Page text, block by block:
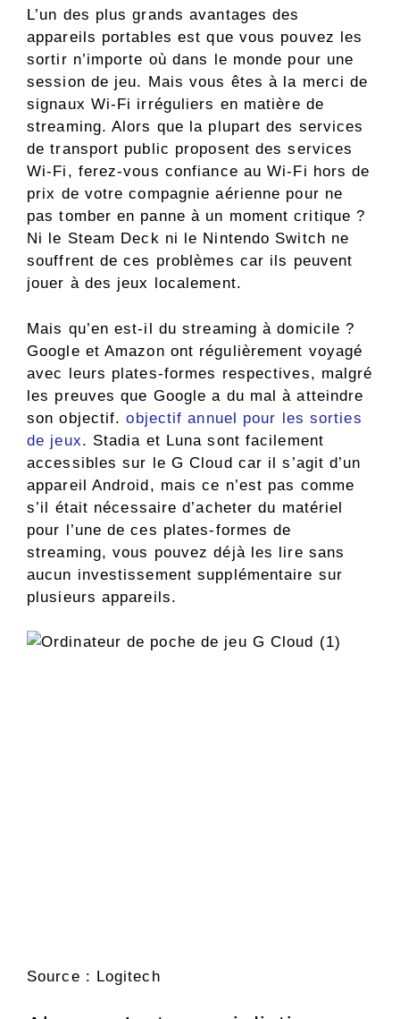
L’un des plus grands avantages des
appareils portables est que vous pouvez les
sortir n’importe où dans le monde pour une
session de jeu. Mais vous êtes à la merci de
signaux Wi-Fi irréguliers en matière de
streaming. Alors que la plupart des services
de transport public proposent des services
Wi-Fi, ferez-vous confiance au Wi-Fi hors de
prix de votre compagnie aérienne pour ne
pas tomber en panne à un moment critique ?
Ni le Steam Deck ni le Nintendo Switch ne
souffrent de ces problèmes car ils peuvent
jouer à des jeux localement.
Mais qu’en est-il du streaming à domicile ?
Google et Amazon ont régulièrement voyagé
avec leurs plates-formes respectives, malgré
les preuves que Google a du mal à atteindre
son objectif.objectif annuel pour les sorties
de jeux. Stadia et Luna sont facilement
accessibles sur le G Cloud car il s’agit d’un
appareil Android, mais ce n’est pas comme
s’il était nécessaire d’acheter du matériel
pour l’une de ces plates-formes de
streaming, vous pouvez déjà les lire sans
aucun investissement supplémentaire sur
plusieurs appareils.
Source : Logitech